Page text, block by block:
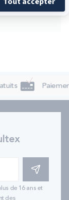
S'INSCRIRE
de 16 ans et
des